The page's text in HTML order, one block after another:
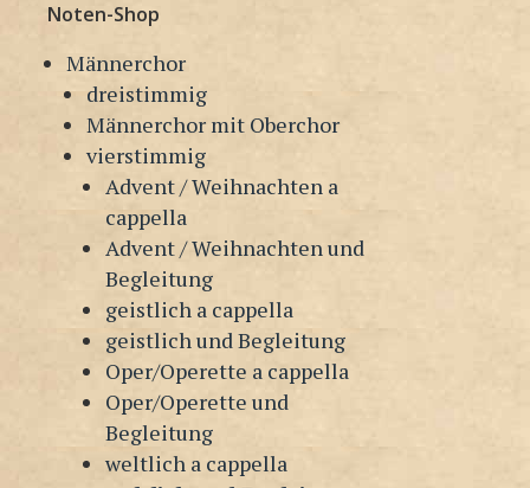
Inhalt
springen
Noten-Shop
Männerchor
dreistimmig
Männerchor mit Oberchor
vierstimmig
Advent / Weihnachten a
cappella
Advent / Weihnachten und
Begleitung
geistlich a cappella
geistlich und Begleitung
Oper/Operette a cappella
Oper/Operette und
Begleitung
weltlich a cappella